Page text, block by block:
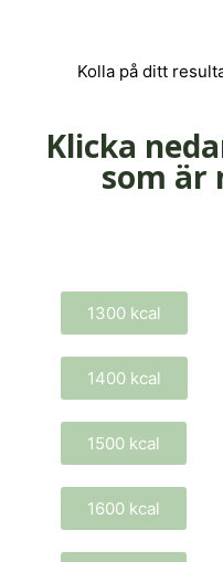
Kolla på ditt
Klicka
som
1300 kcal
1400 kcal
1500 kcal
1600 kcal